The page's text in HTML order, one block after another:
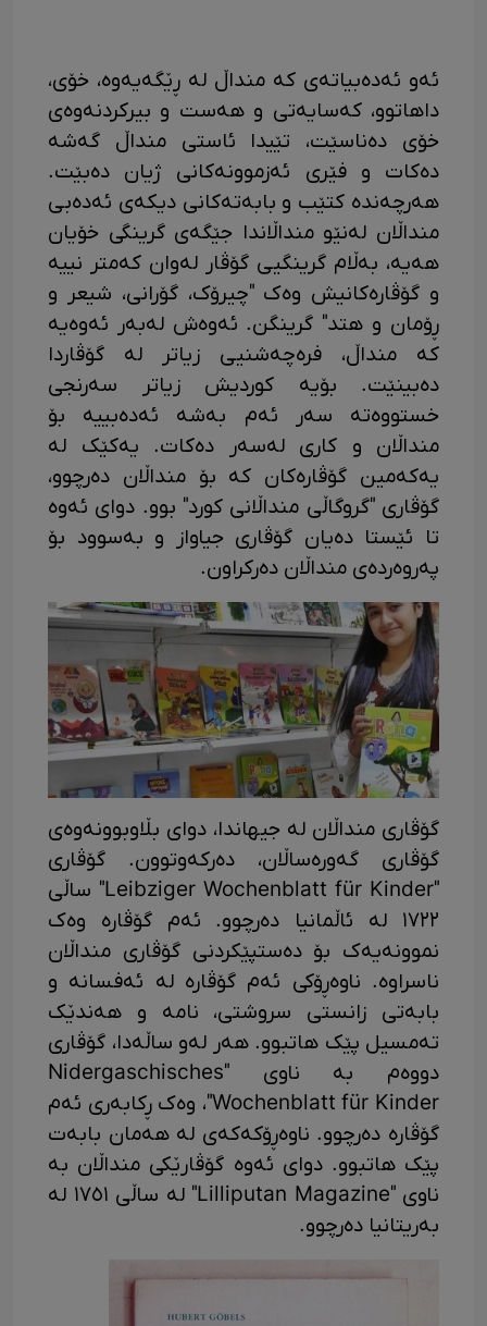
ئەو ئەدەبیاتەی کە منداڵ لە ڕێگەیەوە، خۆی،
داهاتوو، کەسایەتی و هەست و بیرکردنەوەی
خۆی دەناسێت، تێیدا ئاستی منداڵ گەشە
دەکات و فێری ئەزموونەکانی ژیان دەبێت.
هەرچەندە کتێب و بابەتەکانی دیکەی ئەدەبی
منداڵان لەنێو منداڵاندا جێگەی گرینگی خۆیان
هەیە، بەڵام گرینگیی گۆڤار لەوان کەمتر نییە
و گۆڤارەکانیش وەک "چیرۆک، گۆرانی، شیعر و
ڕۆمان و هتد" گرینگن. ئەوەش لەبەر ئەوەیە
کە منداڵ، فرەچەشنیی زیاتر لە گۆڤاردا
دەبینێت. بۆیە کوردیش زیاتر سەرنجی
خستووەتە سەر ئەم بەشە ئەدەبییە بۆ
منداڵان و کاری لەسەر دەکات. یەکێک لە
یەکەمین گۆڤارەکان کە بۆ منداڵان دەرچوو،
گۆڤاری "گروگاڵی منداڵانی کورد" بوو. دوای ئەوە
تا ئێستا دەیان گۆڤاری جیاواز و بەسوود بۆ
پەروەردەی منداڵان دەرکراون.
گۆڤاری منداڵان لە جیهاندا، دوای بڵاوبوونەوەی
گۆڤاری گەورەساڵان، دەرکەوتوون. گۆڤاری
"Leibziger Wochenblatt für Kinder" ساڵی
١٧٢٢ لە ئاڵمانیا دەرچوو. ئەم گۆڤارە وەک
نموونەیەک بۆ دەستپێکردنی گۆڤاری منداڵان
ناسراوە. ناوەڕۆکی ئەم گۆڤارە لە ئەفسانە و
بابەتی زانستی سروشتی، نامە و هەندێک
تەمسیل پێک هاتبوو. هەر لەو ساڵەدا، گۆڤاری
دووەم بە ناوی "Nidergaschisches
Wochenblatt für Kinder"، وەک ڕکابەری ئەم
گۆڤارە دەرچوو. ناوەڕۆکەکەی لە هەمان بابەت
پێک هاتبوو. دوای ئەوە گۆڤارێکی منداڵان بە
ناوی "Lilliputan Magazine" لە ساڵی ١٧٥١ لە
بەریتانیا دەرچوو.